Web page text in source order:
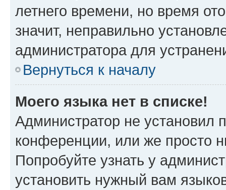
летнего времени, но время
значит, неправильно
администратора для
Вернуться к началу
Моего языка нет в списке!
Администратор не установил
конференции, или же просто
Попробуйте узнать у
установить нужный вам